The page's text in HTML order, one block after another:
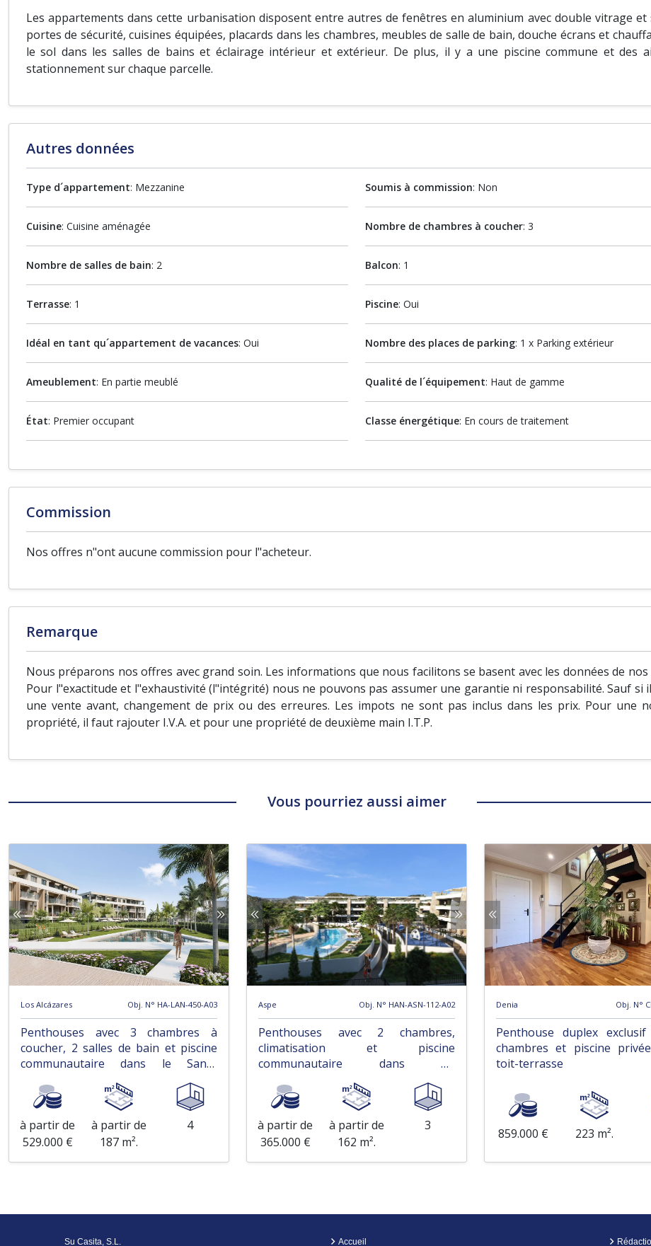
Les appartements dans cette urbanisation disposent entre autres de fenêtres en aluminium avec double vitrage et
portes de sécurité, cuisines équipées, placards dans les chambres, meubles de salle de bain, douche écrans et
le sol dans les salles de bains et éclairage intérieur et extérieur. De plus, il y a une piscine commune et des
stationnement sur chaque parcelle.
Autres données
Type d´appartement: Mezzanine Soumis à commission: Non
Cuisine: Cuisine aménagée Nombre de chambres à coucher: 3
Nombre de salles de bain: 2 Balcon: 1
Terrasse: 1 Piscine: Oui
Idéal en tant qu´appartement de vacances: Oui Nombre des places de parking: 1 x Parking extérieur
Ameublement: En partie meublé Qualité de l´équipement: Haut de gamme
État: Premier occupant Classe énergétique: En cours de traitement
Commission
Nos offres n"ont aucune commission pour l"acheteur.
Remarque
Nous préparons nos offres avec grand soin. Les informations que nous facilitons se basent avec les données de nos
Pour l"exactitude et l"exhaustivité (l"intégrité) nous ne pouvons pas assumer une garantie ni responsabilité. Sauf si
une vente avant, changement de prix ou des erreures. Les impots ne sont pas inclus dans les prix. Pour une
propriété, il faut rajouter I.V.A. et pour une propriété de deuxième main I.T.P.
Vous pourriez aussi aimer
Los Alcázares Obj. N° HA-LAN-450-A03
Penthouses avec 3 chambres à
coucher, 2 salles de bain et piscine
communautaire dans le Santa
Rosalía Lake and Life Resort
à partir de
529.000 €
à partir de
187 m².
4
Aspe Obj. N° HAN-ASN-112-A02
Penthouses avec 2 chambres,
climatisation et piscine
communautaire dans un
remarquable complexe de golf
à partir de
365.000 €
à partir de
162 m².
3
Denia Obj. N°
Penthouse duplex
chambres et piscine
toit-terrasse
859.000 € 223 m².
Su Casita, S.L. Accueil